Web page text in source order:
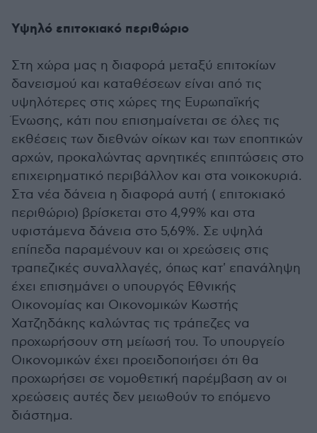
Υψηλό επιτοκιακό περιθώριο
Στη χώρα μας η διαφορά μεταξύ επιτοκίων
δανεισμού και καταθέσεων είναι από τις
υψηλότερες στις χώρες της Ευρωπαϊκής
Ένωσης, κάτι που επισημαίνεται σε όλες τις
εκθέσεις των διεθνών οίκων και των εποπτικών
αρχών, προκαλώντας αρνητικές επιπτώσεις στο
επιχειρηματικό περιβάλλον και στα νοικοκυριά.
Στα νέα δάνεια η διαφορά αυτή ( επιτοκιακό
περιθώριο) βρίσκεται στο 4,99% και στα
υφιστάμενα δάνεια στο 5,69%. Σε υψηλά
επίπεδα παραμένουν και οι χρεώσεις στις
τραπεζικές συναλλαγές, όπως κατ' επανάληψη
έχει επισημάνει ο υπουργός Εθνικής
Οικονομίας και Οικονομικών Κωστής
Χατζηδάκης καλώντας τις τράπεζες να
προχωρήσουν στη μείωσή του. Το υπουργείο
Οικονομικών έχει προειδοποιήσει ότι θα
προχωρήσει σε νομοθετική παρέμβαση αν οι
χρεώσεις αυτές δεν μειωθούν το επόμενο
διάστημα.